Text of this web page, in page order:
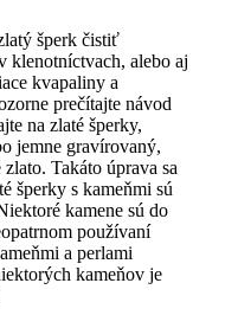
šperk čistiť
klenotníctvach, alebo aj
kvapaliny a
prečítajte návod
na zlaté šperky,
jemne gravírovaný,
Takáto úprava sa
šperky s kameňmi sú
kamene sú do
používaní
a perlami
kameňov je